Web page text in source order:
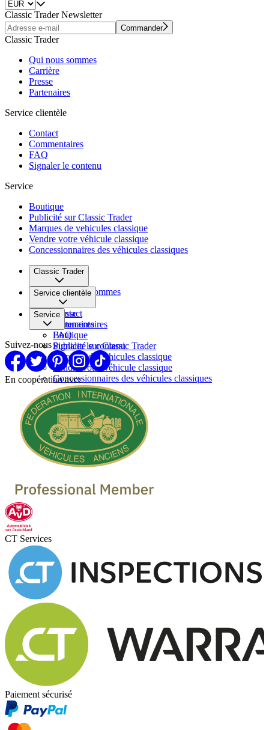
Classic Trader Newsletter
Commander
Classic Trader
Qui nous sommes
Carrière
Presse
Partenaires
Service clientèle
Contact
Commentaires
FAQ
Signaler le contenu
Service
Boutique
Publicité sur Classic Trader
Marques de vehicules classique
Vendre votre véhicule classique
Concessionnaires des véhicules classiques
Classic Trader
Qui nous sommes
Carrière
Presse
Partenaires
Service clientèle
Contact
Commentaires
FAQ
Signaler le contenu
Service
Boutique
Publicité sur Classic Trader
Marques de vehicules classique
Vendre votre véhicule classique
Concessionnaires des véhicules classiques
Suivez-nous
En coopération avec
CT Services
Paiement sécurisé